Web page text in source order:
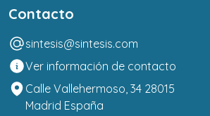
Contacto
sintesis@sintesis.com
Ver información de contacto
Calle Vallehermoso, 34 28015
Madrid España